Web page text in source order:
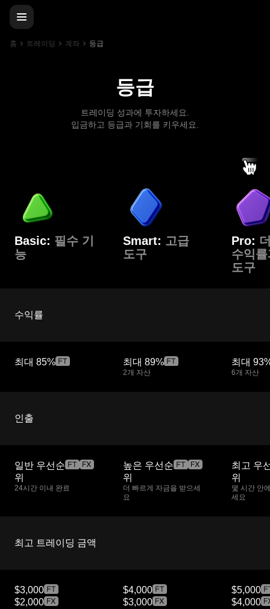
홈 트레이딩 계좌 등급
등급
트레이딩 성과에 투자하세요.
입금하고 등급과 기회를 키우세요.
Basic: 필수 기
능
Smart: 고급
도구
Pro:
수익
도구
수익률
최대 85% 최대 89%
2개 자산
최대
6개 자산
인출
일반 우선순
위
24시간 이내 완료
높은 우선순
위
더 빠르게 자금을 받으세
요
최고 우
위
몇 시간 안
세요
최고 트레이딩 금액
$3,000
$2,000
$4,000
$3,000
$5,000
$4,000